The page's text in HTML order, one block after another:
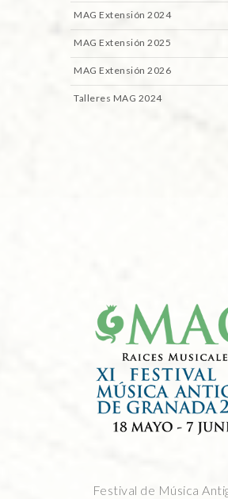
MAG Extensión 2024
MAG Extensión 2025
MAG Extensión 2026
Talleres MAG 2024
Festival de Música